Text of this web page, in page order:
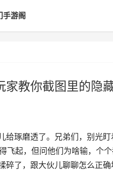
手游阁
家教你截图里的隐
琢磨透了。兄弟们，别光
飞起，但问他们为啥输，个
了，跟大伙儿聊聊怎么正确